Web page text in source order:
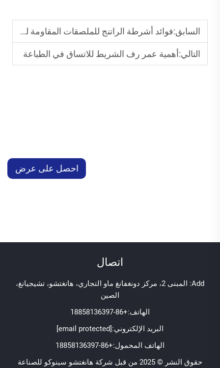
السابق:فوائد أشرطة الراتنج للملصقات المقاومة للمواد الكيميائية
التالي:أهمية عمر رف الشريط للاتساق في الطباعة
احصل على عرض
اتصال
Add: المبنى 2، مركز دونغفانغ ماو التجاري، هانغتشو، تشيجيانغ،
الصين
الهاتف:+86-18858136397
البريد الإلكتروني:[email protected]
الهاتف المحمول:+86-18858136397
حقوق النشر © 2025 من قبل شركة هانغتشو سينوكو للصناعة